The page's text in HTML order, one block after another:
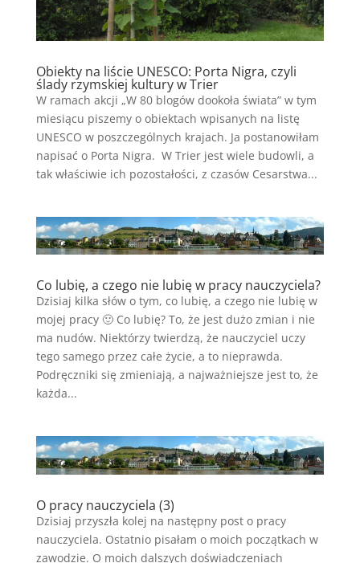
Obiekty na liście UNESCO: Porta Nigra, czyli
ślady rzymskiej kultury w Trier
W ramach akcji „W 80 blogów dookoła świata” w tym
miesiącu piszemy o obiektach wpisanych na listę
UNESCO w poszczególnych krajach. Ja postanowiłam
napisać o Porta Nigra. W Trier jest wiele budowli, a
tak właściwie ich pozostałości, z czasów Cesarstwa...
Co lubię, a czego nie lubię w pracy nauczyciela?
Dzisiaj kilka słów o tym, co lubię, a czego nie lubię w
mojej pracy 🙂 Co lubię? To, że jest dużo zmian i nie
ma nudów. Niektórzy twierdzą, że nauczyciel uczy
tego samego przez całe życie, a to nieprawda.
Podręczniki się zmieniają, a najważniejsze jest to, że
każda...
O pracy nauczyciela (3)
Dzisiaj przyszła kolej na następny post o pracy
nauczyciela. Ostatnio pisałam o moich początkach w
zawodzie. O moich dalszych doświadczeniach